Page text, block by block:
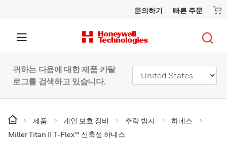
문의하기 빠른 주문
귀하는 다음에 대한 제품 카탈
로그를 검색하고 있습니다.
제품 개인 보호 장비 추락 방지
하네스
Miller Titan II T-Flex™ 신축성 하네스